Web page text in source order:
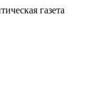
газета